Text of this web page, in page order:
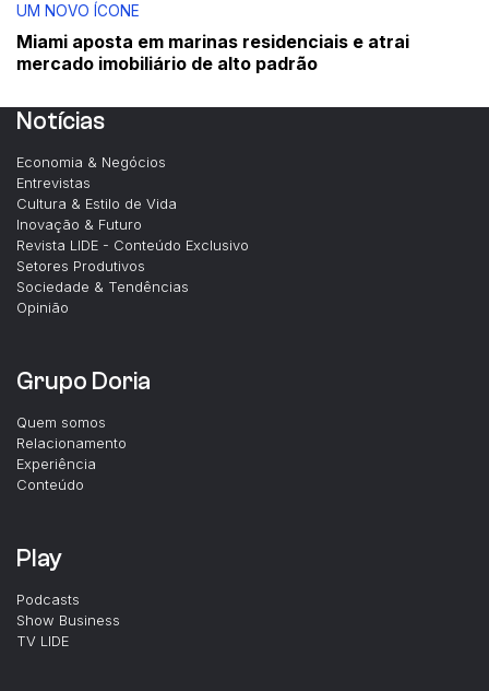
UM NOVO ÍCONE
Miami aposta em marinas residenciais e atrai
mercado imobiliário de alto padrão
Notícias
Economia & Negócios
Entrevistas
Cultura & Estilo de Vida
Inovação & Futuro
Revista LIDE - Conteúdo Exclusivo
Setores Produtivos
Sociedade & Tendências
Opinião
Grupo Doria
Quem somos
Relacionamento
Experiência
Conteúdo
Play
Podcasts
Show Business
TV LIDE